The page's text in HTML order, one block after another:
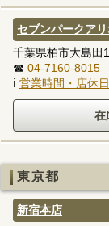
セブンパークア
千葉県柏市大島田
☎ 04-7160-8015
ℹ 営業時間・店休
東京都
新宿本店